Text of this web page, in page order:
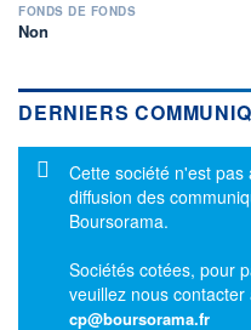
FONDS DE FONDS
Non
DERNIERS
Message
Cette société n'est
diffusion des
Boursorama.
Sociétés cotées, pour
veuillez nous
cp@boursorama.fr